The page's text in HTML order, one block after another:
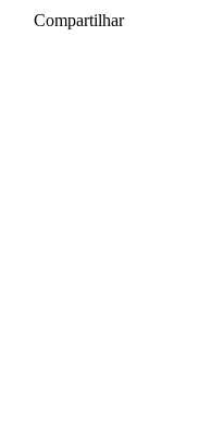
Compartilhar